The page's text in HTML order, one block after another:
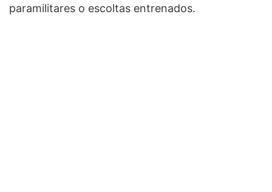
paramilitares o escoltas entrenados.